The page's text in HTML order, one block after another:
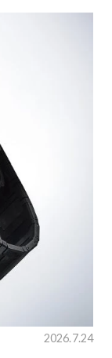
2026.7.24